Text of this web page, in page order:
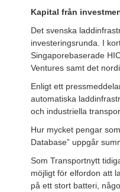
Kapital från
Det svenska
investeringsrunda. I
Singaporebaserade
Ventures samt det
Enligt ett
automatiska
och industriella
Hur mycket pengar
Database” uppgår
Som Transportnytt
möjligt för elfordon att
på ett stort batteri,